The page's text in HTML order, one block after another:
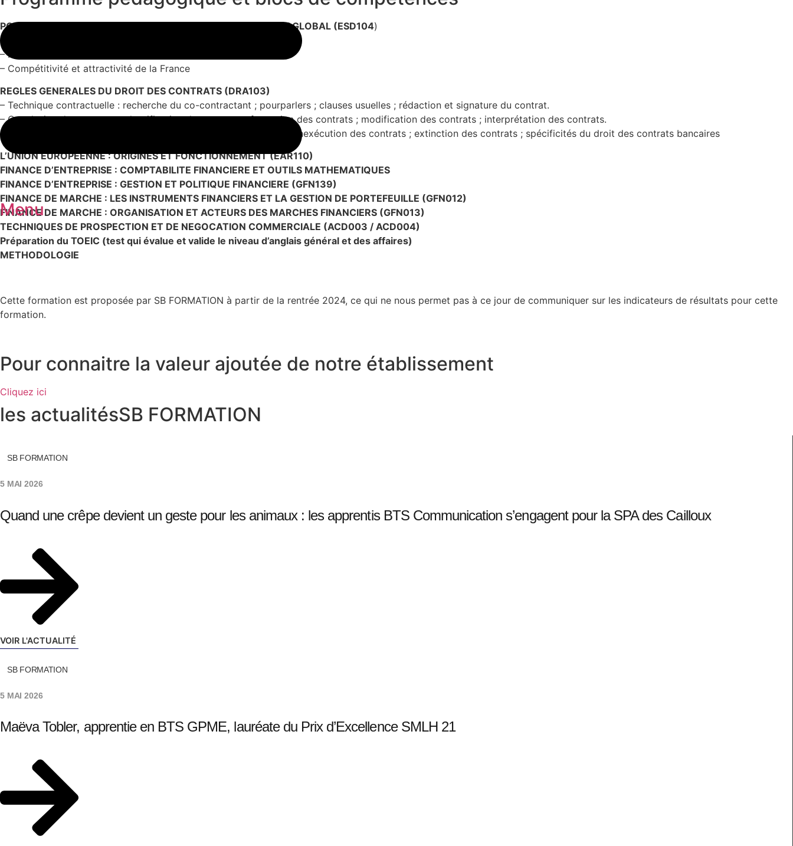
Menu
POLITIQUES ET STRATEGIES ECONOMIQUES DANS LE MONDE GLOBAL (ESD104)
– Rappel de notions de base en micro et macro économies.
– Mondialisation et financiarisation de l’économie
– Compétitivité et attractivité de la France
REGLES GENERALES DU DROIT DES CONTRATS (DRA103)
– Technique contractuelle : recherche du co-contractant ; pourparlers ; clauses usuelles ; rédaction et signature du contrat.
– Conclusion des contrats : classification des contrats ; formation des contrats ; modification des contrats ; interprétation des contrats.
– Exécution des contrats : régime des obligations contractuelles ; inexécution des contrats ; extinction des contrats ; spécificités du droit des contrats bancaires
L’UNION EUROPEENNE : ORIGINES ET FONCTIONNEMENT (EAR110)
FINANCE D’ENTREPRISE : COMPTABILITE FINANCIERE ET OUTILS MATHEMATIQUES
FINANCE D’ENTREPRISE : GESTION ET POLITIQUE FINANCIERE (GFN139)
FINANCE DE MARCHE : LES INSTRUMENTS FINANCIERS ET LA GESTION DE PORTEFEUILLE (GFN012)
FINANCE DE MARCHE : ORGANISATION ET ACTEURS DES MARCHES FINANCIERS (GFN013)
TECHNIQUES DE PROSPECTION ET DE NEGOCATION COMMERCIALE (ACD003 / ACD004)
Préparation du TOEIC (test qui évalue et valide le niveau d’anglais général et des affaires)
METHODOLOGIE
Cette formation est proposée par SB FORMATION à partir de la rentrée 2024, ce qui ne nous permet pas à ce jour de communiquer sur les indicateurs de résultats pour cette
formation.
Pour connaitre la valeur ajoutée de notre établissement
Cliquez ici
les actualitésSB FORMATION
SB FORMATION
5 MAI 2026
Quand une crêpe devient un geste pour les animaux : les apprentis BTS Communication s’engagent pour la SPA des Cailloux
VOIR L'ACTUALITÉ
SB FORMATION
5 MAI 2026
Maëva Tobler, apprentie en BTS GPME, lauréate du Prix d’Excellence SMLH 21